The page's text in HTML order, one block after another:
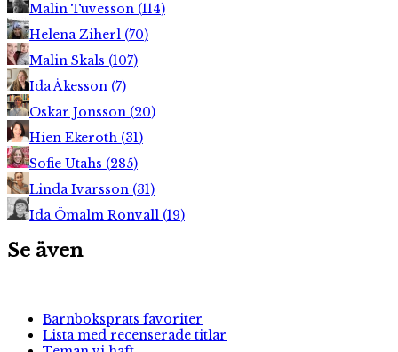
Malin Tuvesson (114)
Helena Ziherl (70)
Malin Skals (107)
Ida Åkesson (7)
Oskar Jonsson (20)
Hien Ekeroth (31)
Sofie Utahs (285)
Linda Ivarsson (31)
Ida Ömalm Ronvall (19)
Se även
Barnboksprats favoriter
Lista med recenserade titlar